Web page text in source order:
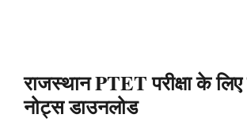
राजस्थान PTET परीक्षा के लिए
नोट्स डाउनलोड